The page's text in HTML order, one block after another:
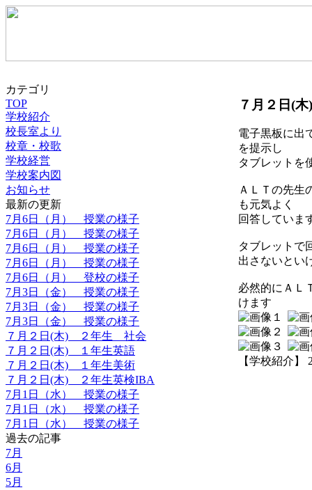
カテゴリ
TOP
学校紹介
校長室より
校章・校歌
学校経営
学校案内図
お知らせ
最新の更新
7月6日（月） 授業の様子
7月6日（月） 授業の様子
7月6日（月） 授業の様子
7月6日（月） 授業の様子
7月6日（月） 登校の様子
7月3日（金） 授業の様子
7月3日（金） 授業の様子
7月3日（金） 授業の様子
７月２日(木) ２年生 社会
７月２日(木) １年生英語
７月２日(木) １年生美術
７月２日(木) ２年生英検IBA
7月1日（水） 授業の様子
7月1日（水） 授業の様子
7月1日（水） 授業の様子
過去の記事
7月
6月
5月
７月２日(
電子黒板に出
を提示し
タブレットを
ＡＬＴの先生
も元気よく
回答していま
タブレットで
出さないとい
必然的にＡＬ
けます
【学校紹介】